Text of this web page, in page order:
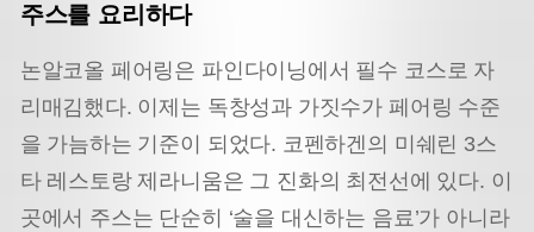
주스를 요리하다
논알코올 페어링은 파인다이닝에서 필수 코스로 자
리매김했다. 이제는 독창성과 가짓수가 페어링 수준
을 가늠하는 기준이 되었다. 코펜하겐의 미쉐린 3스
타 레스토랑 제라니움은 그 진화의 최전선에 있다. 이
곳에서 주스는 단순히 ‘술을 대신하는 음료’가 아니라